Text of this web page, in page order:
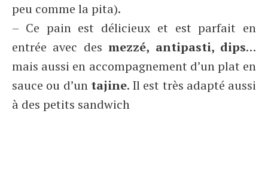
peu comme la pita).
– Ce pain est délicieux et est parfait en
entrée avec desmezzé, antipasti, dips…
mais aussi en accompagnement d’un plat en
sauce ou d’un tajine. Il est très adapté aussi
à des petits sandwich